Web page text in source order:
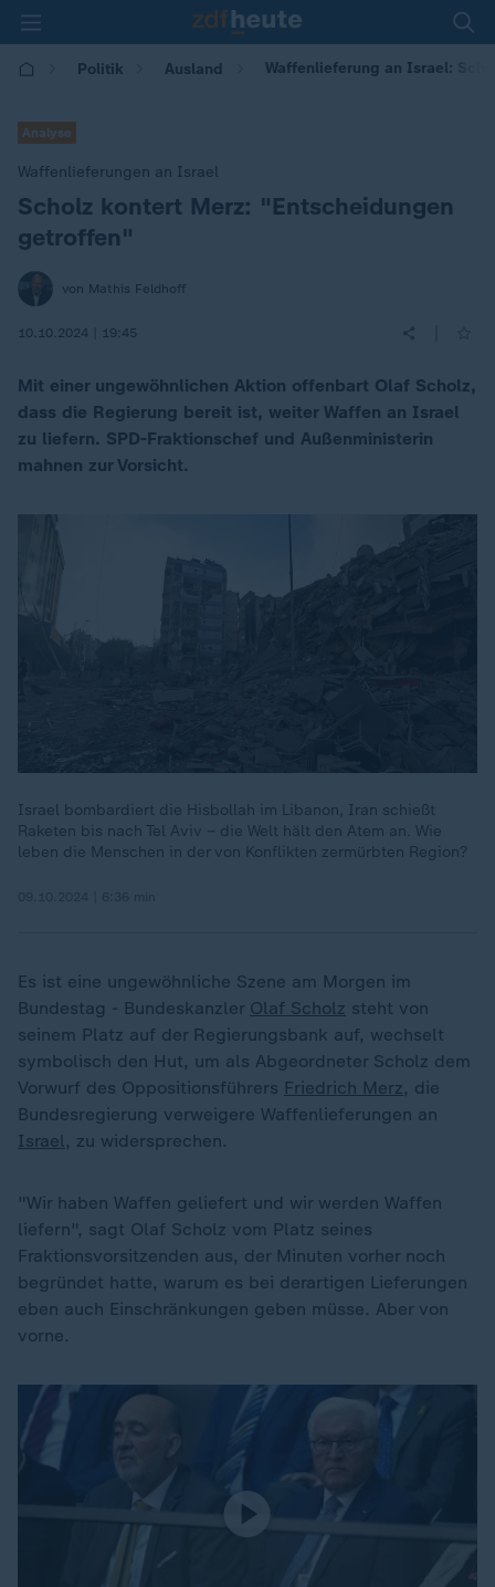
Politik Ausland Waffenlieferung an Israel:
Analyse
Waffenlieferungen an Israel
:
Scholz kontert Merz: "Entscheidungen
getroffen"
von Mathis Feldhoff
10.10.2024 | 19:45
Mit einer ungewöhnlichen Aktion offenbart Olaf Scholz,
dass die Regierung bereit ist, weiter Waffen an Israel
zu liefern. SPD-Fraktionschef und Außenministerin
mahnen zur Vorsicht.
Israel bombardiert die Hisbollah im Libanon, Iran schießt
Raketen bis nach Tel Aviv – die Welt hält den Atem an. Wie
leben die Menschen in der von Konflikten zermürbten Region?
Es ist eine ungewöhnliche Szene am Morgen im
Bundestag - Bundeskanzler Olaf Scholz steht von
seinem Platz auf der Regierungsbank auf, wechselt
symbolisch den Hut, um als Abgeordneter Scholz dem
Vorwurf des Oppositionsführers Friedrich Merz, die
Bundesregierung verweigere Waffenlieferungen an
Israel, zu widersprechen.
"Wir haben Waffen geliefert und wir werden Waffen
liefern", sagt Olaf Scholz vom Platz seines
Fraktionsvorsitzenden aus, der Minuten vorher noch
begründet hatte, warum es bei derartigen Lieferungen
eben auch Einschränkungen geben müsse. Aber von
vorne.